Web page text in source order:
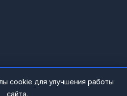
cookie для улучшения работы
сайта.